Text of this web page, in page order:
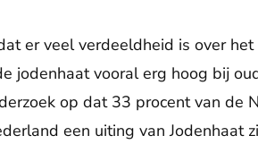
er veel verdeeldheid is over
jodenhaat vooral erg hoog bij
op dat 33 procent van de
een uiting van Jodenhaat